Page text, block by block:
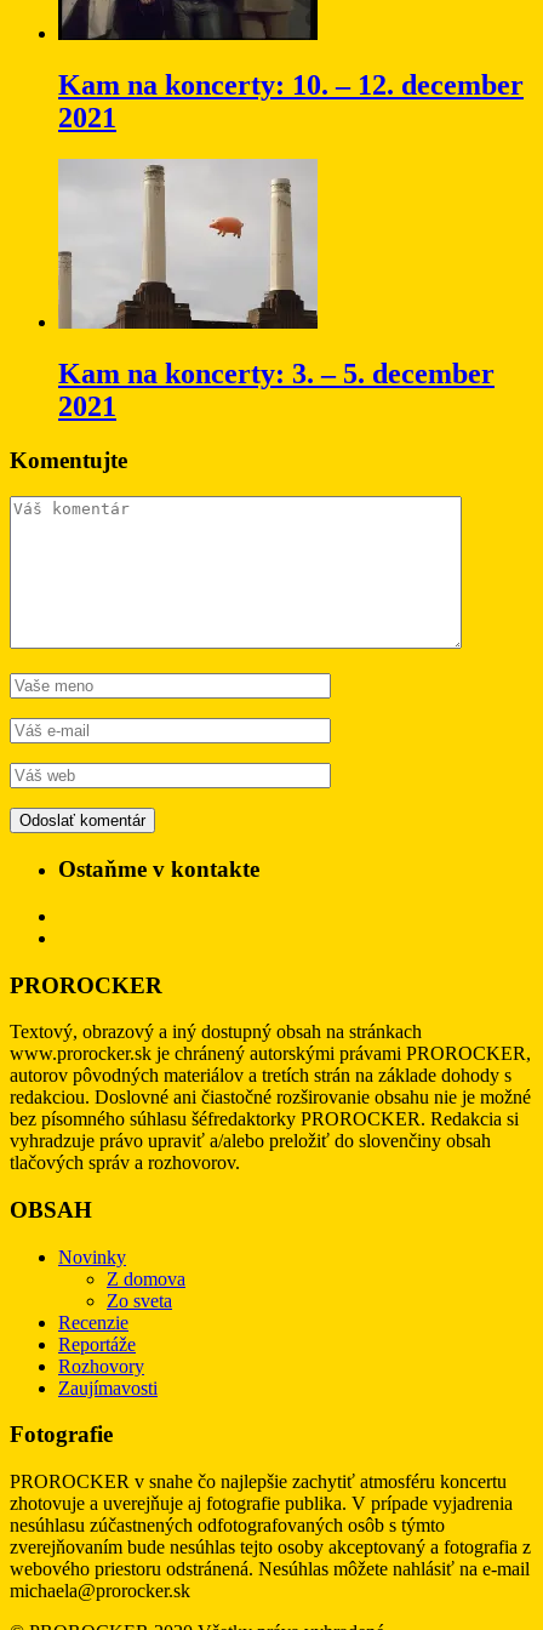
Kam na koncerty: 10. – 12. december
2021
Kam na koncerty: 3. – 5. december
2021
Komentujte
Ostaňme v kontakte
PROROCKER
Textový, obrazový a iný dostupný obsah na stránkach
www.prorocker.sk je chránený autorskými právami PROROCKER,
autorov pôvodných materiálov a tretích strán na základe dohody s
redakciou. Doslovné ani čiastočné rozširovanie obsahu nie je možné
bez písomného súhlasu šéfredaktorky PROROCKER. Redakcia si
vyhradzuje právo upraviť a/alebo preložiť do slovenčiny obsah
tlačových správ a rozhovorov.
OBSAH
Novinky
Z domova
Zo sveta
Recenzie
Reportáže
Rozhovory
Zaujímavosti
Fotografie
PROROCKER v snahe čo najlepšie zachytiť atmosféru koncertu
zhotovuje a uverejňuje aj fotografie publika. V prípade vyjadrenia
nesúhlasu zúčastnených odfotografovaných osôb s týmto
zverejňovaním bude nesúhlas tejto osoby akceptovaný a fotografia z
webového priestoru odstránená. Nesúhlas môžete nahlásiť na e-mail
michaela@prorocker.sk